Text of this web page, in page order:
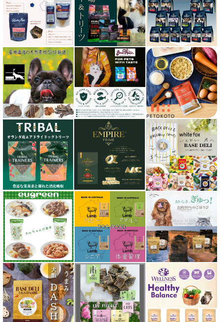
キャノフィラ
グリーンフィッシュ GreenFish
ケリーアンドコー Kelly＆Co’s
サンデーペッツ Sunday Pets
サンユー研究所
シェフ SHEF
シグネチャー７（Signature7）正規輸入品
シシア Schesir
獣医さん推奨シリーズ
シルクフル SILKFULL
ジーランディア Zealandia
スマイリー Smiley
ソウルメイト SoulMate
ソリッドゴールド Solid Gold
ディアブロ（Deer Blow）